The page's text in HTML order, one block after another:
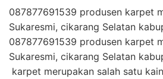
087877691539 produsen karpet
Sukaresmi, cikarang Selatan
087877691539 produsen karpet
Sukaresmi, cikarang Selatan
karpet merupakan salah satu